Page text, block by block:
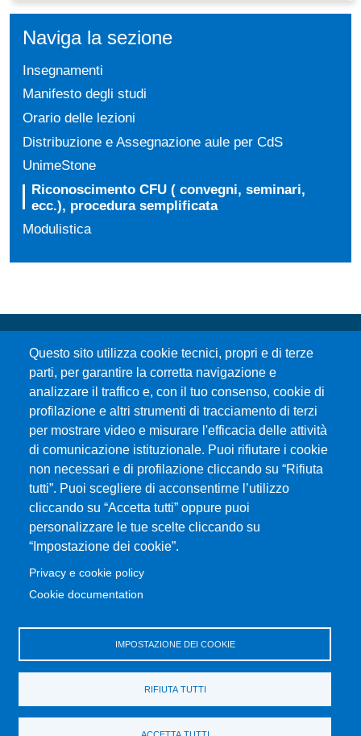
Naviga la sezione
Insegnamenti
Manifesto degli studi
Orario delle lezioni
Distribuzione e Assegnazione aule per CdS
UnimeStone
Riconoscimento CFU ( convegni, seminari,
ecc.), procedura semplificata
Modulistica
Questo sito utilizza cookie tecnici, propri e di terze
parti, per garantire la corretta navigazione e
analizzare il traffico e, con il tuo consenso, cookie di
profilazione e altri strumenti di tracciamento di terzi
per mostrare video e misurare l'efficacia delle attività
di comunicazione istituzionale. Puoi rifiutare i cookie
non necessari e di profilazione cliccando su “Rifiuta
tutti”. Puoi scegliere di acconsentirne l’utilizzo
cliccando su “Accetta tutti” oppure puoi
personalizzare le tue scelte cliccando su
“Impostazione dei cookie”.
Privacy e cookie policy
Cookie documentation
IMPOSTAZIONE DEI COOKIE
RIFIUTA TUTTI
Università degli Studi di Messina
Piazza Pugliatti, 1 - 98122 Messina
Cod. Fiscale 80004070837
P.IVA 00724160833
Centralino: 090 676 1
MENÙ SOCIAL
MENÙ FOOTER 1
Accessibilità
Privacy e cookie policy
Amministrazione trasparente
Cambia idea sui cookie